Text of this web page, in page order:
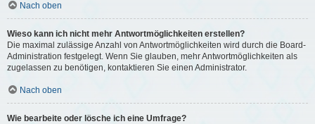
Nach oben
Wieso kann ich nicht mehr Antwortmöglichkeiten erstellen?
Die maximal zulässige Anzahl von Antwortmöglichkeiten wird durch die Board-
Administration festgelegt. Wenn Sie glauben, mehr Antwortmöglichkeiten als
zugelassen zu benötigen, kontaktieren Sie einen Administrator.
Nach oben
Wie bearbeite oder lösche ich eine Umfrage?